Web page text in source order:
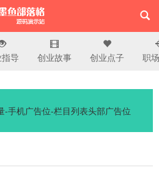
示站
导 创业故事 创业点子 职
-手机广告位-栏目列表头部广告位